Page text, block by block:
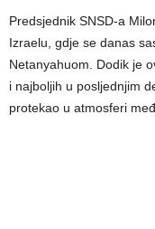
Predsjednik SNSD-a
Izraelu, gdje se danas
Netanyahuom. Dodik je
i najboljih u posljednjim
protekao u atmosferi